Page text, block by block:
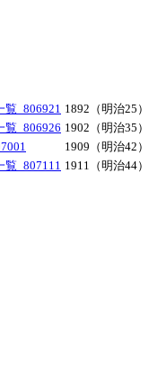
覧_806921 1892（明治25）
覧_806926 1902（明治35）
1909（明治42）
覧_807111 1911（明治44）